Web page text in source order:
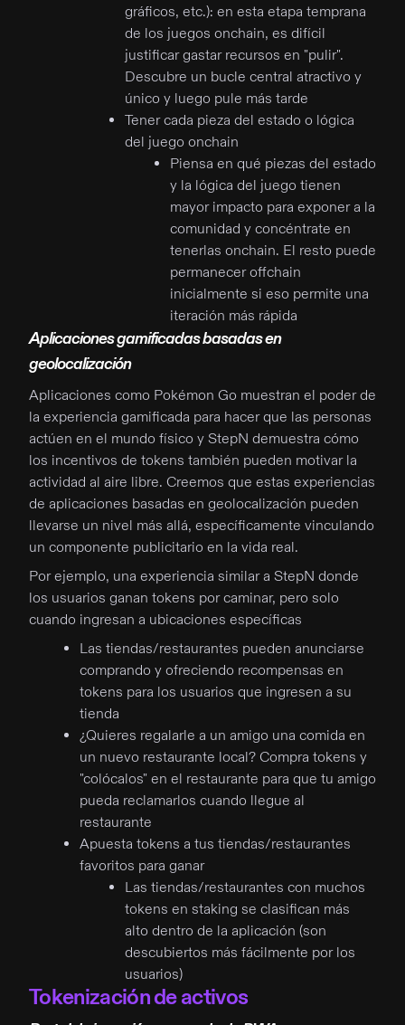
gráficos, etc.): en esta etapa temprana
de los juegos onchain, es difícil
justificar gastar recursos en "pulir".
Descubre un bucle central atractivo y
único y luego pule más tarde
Tener cada pieza del estado o lógica
del juego onchain
Piensa en qué piezas del estado
y la lógica del juego tienen
mayor impacto para exponer a la
comunidad y concéntrate en
tenerlas onchain. El resto puede
permanecer offchain
inicialmente si eso permite una
iteración más rápida
Aplicaciones gamificadas basadas en
geolocalización
Aplicaciones como Pokémon Go muestran el poder de
la experiencia gamificada para hacer que las personas
actúen en el mundo físico y StepN demuestra cómo
los incentivos de tokens también pueden motivar la
actividad al aire libre. Creemos que estas experiencias
de aplicaciones basadas en geolocalización pueden
llevarse un nivel más allá, específicamente vinculando
un componente publicitario en la vida real.
Por ejemplo, una experiencia similar a StepN donde
los usuarios ganan tokens por caminar, pero solo
cuando ingresan a ubicaciones específicas
Las tiendas/restaurantes pueden anunciarse
comprando y ofreciendo recompensas en
tokens para los usuarios que ingresen a su
tienda
¿Quieres regalarle a un amigo una comida en
un nuevo restaurante local? Compra tokens y
"colócalos" en el restaurante para que tu amigo
pueda reclamarlos cuando llegue al
restaurante
Apuesta tokens a tus tiendas/restaurantes
favoritos para ganar
Las tiendas/restaurantes con muchos
tokens en staking se clasifican más
alto dentro de la aplicación (son
descubiertos más fácilmente por los
usuarios)
Tokenización de activos